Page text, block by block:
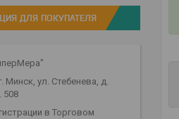
ДЛЯ ПОКУПАТЕЛЯ
Минск, ул. Стебенева, д.
508
в Торговом